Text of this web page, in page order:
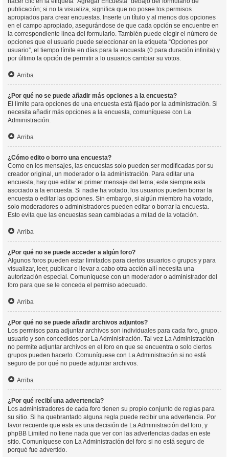
publicación; si no la visualiza, significa que no posee los permisos
apropiados para crear encuestas. Inserte un título y al menos dos opciones
en el campo apropiado, asegurándose de que cada opción se encuentre en
la correspondiente línea del formulario. También puede elegir el número de
opciones que el usuario puede seleccionar en la etiqueta “Opciones por
usuario”, el tiempo límite en días para la encuesta (0 para duración infinita) y
por último la opción de permitir a lo usuarios cambiar su votos.
Arriba
¿Por qué no se puede añadir más opciones a la encuesta?
El límite para opciones de una encuesta está fijado por la administración. Si
necesita añadir más opciones a la encuesta, comuníquese con La
Administración.
Arriba
¿Cómo edito o borro una encuesta?
Como en los mensajes, las encuestas solo pueden ser modificadas por su
creador original, un moderador o la administración. Para editar una
encuesta, hay que editar el primer mensaje del tema; este siempre esta
asociado a la encuesta. Si nadie ha votado, los usuarios pueden borrar la
encuesta o editar las opciones. Sin embargo, si algún miembro ha votado,
solo moderadores o administradores pueden editar o borrar la encuesta.
Esto evita que las encuestas sean cambiadas a mitad de la votación.
Arriba
¿Por qué no se puede acceder a algún foro?
Algunos foros pueden estar limitados para ciertos usuarios o grupos y para
visualizar, leer, publicar o llevar a cabo otra acción allí necesita una
autorización especial. Comuníquese con un moderador o administrador del
foro para que se le conceda el permiso adecuado.
Arriba
¿Por qué no se puede añadir archivos adjuntos?
Los permisos para adjuntar archivos son individuales para cada foro, grupo,
usuario y son concedidos por La Administración. Tal vez La Administración
no permite adjuntar archivos en el foro en que se encuentra o solo ciertos
grupos pueden hacerlo. Comuníquese con La Administración si no está
seguro de por qué no puede adjuntar archivos.
Arriba
¿Por qué recibí una advertencia?
Los administradores de cada foro tienen su propio conjunto de reglas para
su sitio. Si ha quebrantado alguna regla puede recibir una advertencia. Por
favor recuerde que esta es una decisión de La Administración del foro, y
phpBB Limited no tiene nada que ver con las advertencias dadas en este
sitio. Comuníquese con La Administración del foro si no está seguro de
porqué fue advertido.